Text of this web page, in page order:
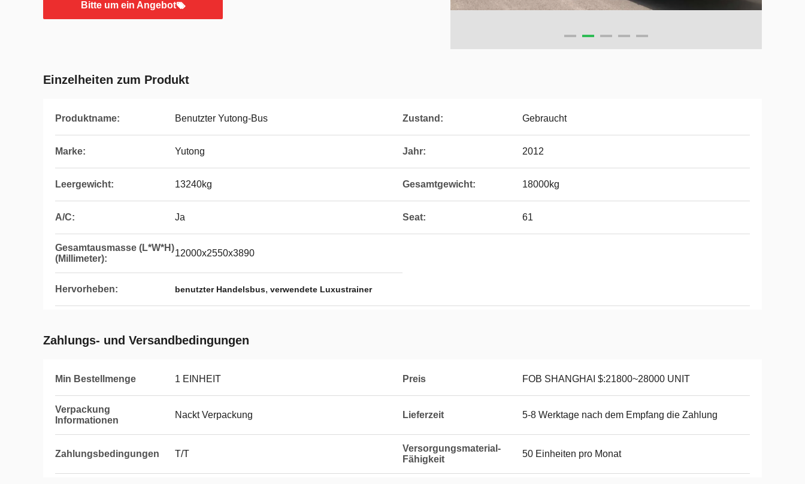
Bitte um ein Angebot
Einzelheiten zum Produkt
Produktname: Benutzter Yutong-Bus Zustand: Gebraucht
Marke: Yutong Jahr: 2012
Leergewicht: 13240kg Gesamtgewicht: 18000kg
A/C: Ja Seat: 61
Gesamtausmasse (L*W*H)
(Millimeter):
12000x2550x3890
Hervorheben: benutzter Handelsbus, verwendete Luxustrainer
Zahlungs- und Versandbedingungen
Min Bestellmenge 1 EINHEIT Preis FOB SHANGHAI $:21800~28000 UNIT
Verpackung
Informationen
Nackt Verpackung Lieferzeit 5-8 Werktage nach dem Empfang die Zahlung
Zahlungsbedingungen T/T
Versorgungsmaterial-
Fähigkeit
50 Einheiten pro Monat